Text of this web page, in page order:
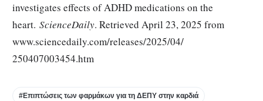
investigates effects of ADHD medications on the
heart. ScienceDaily. Retrieved April 23, 2025 from
www.sciencedaily.com/releases/2025/04/
250407003454.htm
#Επιπτώσεις των φαρμάκων για τη ΔΕΠΥ στην καρδιά